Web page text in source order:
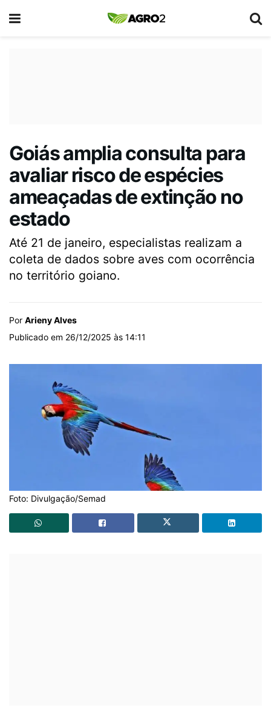
Goiás amplia consulta para
avaliar risco de espécies
ameaçadas de extinção no
estado
Até 21 de janeiro, especialistas realizam a
coleta de dados sobre aves com ocorrência
no território goiano.
Por Arieny Alves
Publicado em 26/12/2025 às 14:11
Foto: Divulgação/Semad